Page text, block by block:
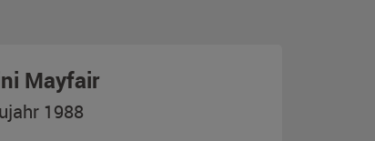
Mayfair,
1988